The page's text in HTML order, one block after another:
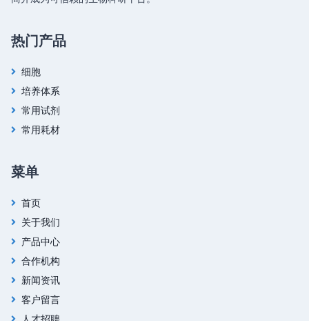
热门产品
细胞
培养体系
常用试剂
常用耗材
菜单
首页
关于我们
产品中心
合作机构
新闻资讯
客户留言
人才招聘